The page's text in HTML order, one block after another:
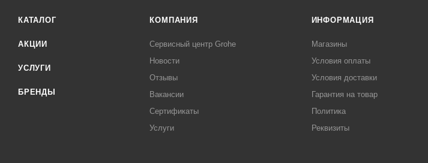
КАТАЛОГ
АКЦИИ
УСЛУГИ
БРЕНДЫ
КОМПАНИЯ
Сервисный центр Grohe
Новости
Отзывы
Вакансии
Сертификаты
Услуги
ИНФОРМАЦИЯ
Магазины
Условия оплаты
Условия доставки
Гарантия на товар
Политика
Реквизиты